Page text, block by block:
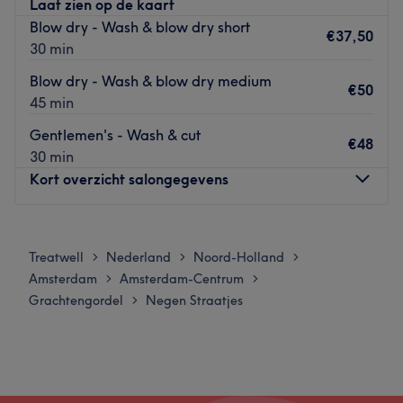
of the customers. They are professional, friendly and
strive to meet all their customers' needs.
What we like about the salon:
Atmosphere: friendly & caring
Specialized in: hairtreatments
Champo, Keune, Pune and O.P.I.
Go to venue
Laat zien op de kaart
Blow dry - Wash & blow dry short
30 min
€37,50
Blow dry - Wash & blow dry medium
45 min
€50
Gentlemen's - Wash & cut
30 min
€48
Kort overzicht salongegevens
Dinsdag
09:00
Woensdag
Donderdag
Treatwell > Nederland > Noord-Holland >
Amsterdam > Amsterdam-Centrum >
Grachtengordel > Negen Straatjes